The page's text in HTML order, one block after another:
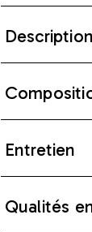
Description
Entretien
Qualités